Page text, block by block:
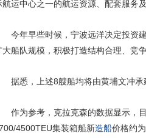
航运中心之一的航运资源、配套服务
今年早些时候，宁波远洋决定投资
大船队规模，积极打造结构合理、竞
据悉，上述8艘船均将由黄埔文冲
作为参考，克拉克森的数据显示，
4500TEU集装箱船新造船价格约